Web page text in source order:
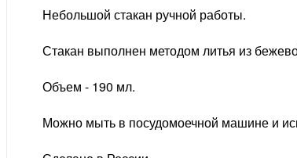
Небольшой стакан ручной работы.
Стакан выполнен методом литья из
Объем - 190 мл.
Можно мыть в посудомоечной машине и